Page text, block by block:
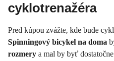
cyklotrenažéra
Pred kúpou zvážte, kde bude
Spinningový bicykel na doma
rozmery a mal by byť